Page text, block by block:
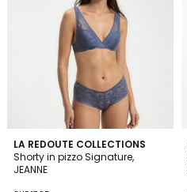
LA REDOUTE COLLECTIONS
Shorty in pizzo Signature,
JEANNE
4.5
/ 5
2
Colori